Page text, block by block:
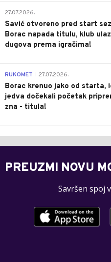
27.07.2026.
Savić otvoreno pred start
Borac napada titulu, klub
dugova prema igračima!
RUKOMET 27.07.2026.
Borac krenuo jako od starta,
jedva dočekali početak
zna - titula!
PREUZMI NOVU
Savršen spoj